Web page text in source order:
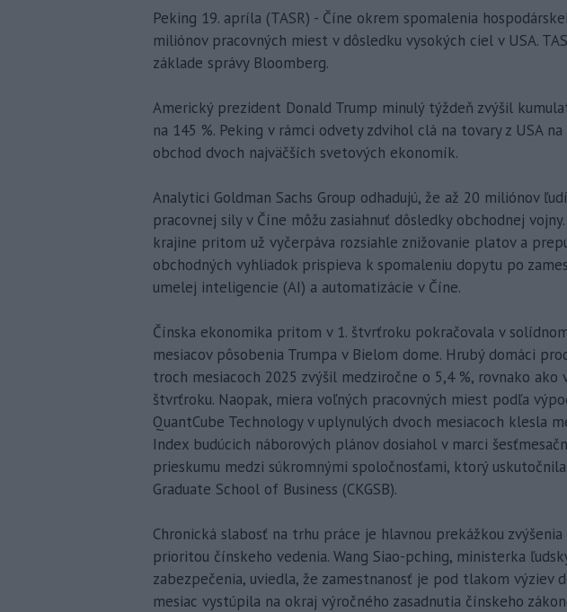
Peking 19. apríla (TASR) - Číne okrem spomalenia
miliónov pracovných miest v dôsledku vysokých ciel v USA.
základe správy Bloomberg.
Americký prezident Donald Trump minulý týždeň zvýšil
na 145 %. Peking v rámci odvety zdvihol clá na tovary z USA
obchod dvoch najväčších svetových ekonomík.
Analytici Goldman Sachs Group odhadujú, že až 20 miliónov
pracovnej sily v Číne môžu zasiahnuť dôsledky obchodnej
krajine pritom už vyčerpáva rozsiahle znižovanie platov a
obchodných vyhliadok prispieva k spomaleniu dopytu po
umelej inteligencie (AI) a automatizácie v Číne.
Čínska ekonomika pritom v 1. štvrťroku pokračovala v
mesiacov pôsobenia Trumpa v Bielom dome. Hrubý domáci
troch mesiacoch 2025 zvýšil medziročne o 5,4 %, rovnako ako
štvrťroku. Naopak, miera voľných pracovných miest podľa
QuantCube Technology v uplynulých dvoch mesiacoch klesla
Index budúcich náborových plánov dosiahol v marci
prieskumu medzi súkromnými spoločnosťami, ktorý
Graduate School of Business (CKGSB).
Chronická slabosť na trhu práce je hlavnou prekážkou
prioritou čínskeho vedenia. Wang Siao-pching, ministerka
zabezpečenia, uviedla, že zamestnanosť je pod tlakom výziev
mesiac vystúpila na okraj výročného zasadnutia čínskeho